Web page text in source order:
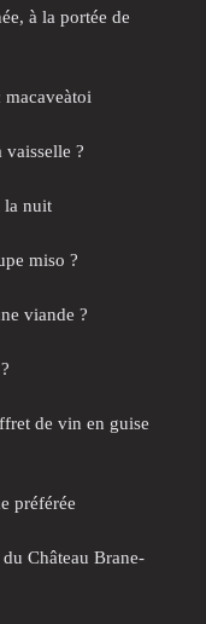
à la portée de
?
la nuit
miso ?
viande ?
de vin en guise
préférée
Château Brane-